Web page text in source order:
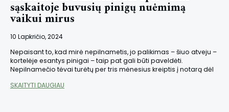
sąskaitoje buvusių pinigų nuėmimą
vaikui mirus
10 Lapkričio, 2024
Nepaisant to, kad mirė nepilnametis, jo palikimas – šiuo atveju –
kortelėje esantys pinigai – taip pat gali būti paveldėti.
Nepilnamečio tėvai turėtų per tris mėnesius kreiptis į notarą dėl
SKAITYTI DAUGIAU